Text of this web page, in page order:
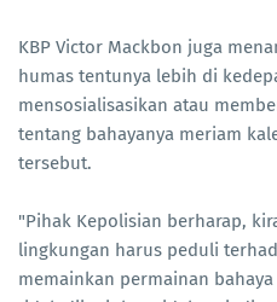
KBP Victor Mackbon juga
humas tentunya lebih di
mensosialisasikan atau
tentang bahayanya meriam
tersebut.
"Pihak Kepolisian berharap,
lingkungan harus peduli
memainkan permainan